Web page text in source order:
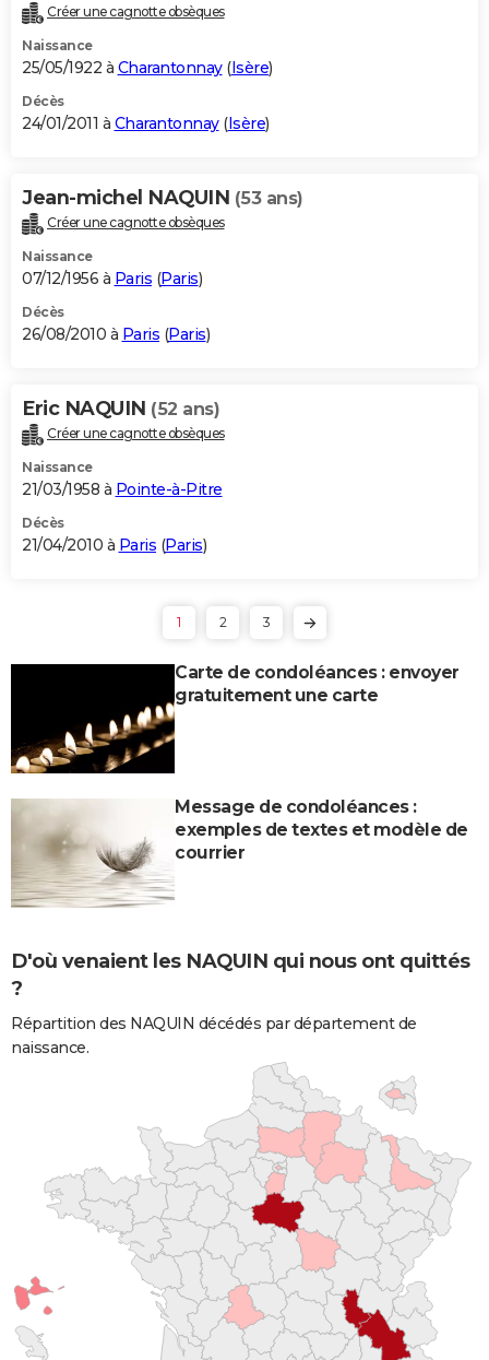
Créer une cagnotte obsèques
Naissance
25/05/1922 à Charantonnay(Isère)
Décès
24/01/2011 à Charantonnay(Isère)
Jean-michel NAQUIN (53 ans)
Créer une cagnotte obsèques
Naissance
07/12/1956 à Paris (Paris)
Décès
26/08/2010 à Paris (Paris)
Eric NAQUIN (52 ans)
Créer une cagnotte obsèques
Naissance
21/03/1958 à Pointe-à-Pitre
Décès
21/04/2010 à Paris (Paris)
1 2 3
Carte de condoléances : envoyer
gratuitement une carte
Message de condoléances :
exemples de textes et modèle de
courrier
D'où venaient les NAQUIN qui nous ont quittés
?
Répartition des NAQUIN décédés par département de
naissance.